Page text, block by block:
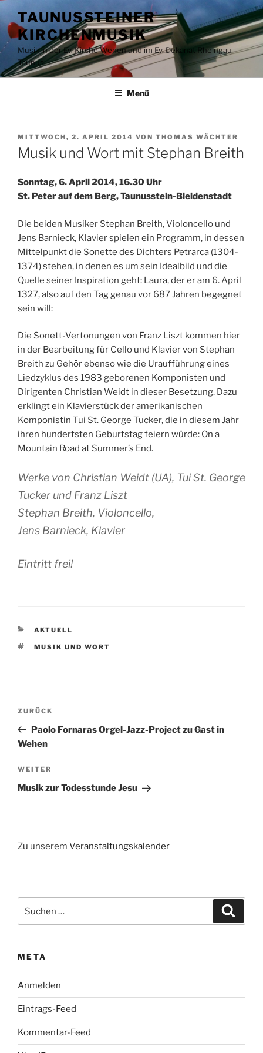
Inhalt
springen
TAUNUSSTEINER
KIRCHENMUSIK
Musik in der Ev. Kirche Wehen und im Ev. Dekanat Rheingau-
Taunus
Menü
VERÖFFENTLICHT
AM
MITTWOCH, 2. APRIL 2014 VON THOMAS WÄCHTER
Musik und Wort mit Stephan Breith
Sonntag, 6. April 2014, 16.30 Uhr
St. Peter auf dem Berg, Taunusstein-Bleidenstadt
Die beiden Musiker Stephan Breith, Violoncello und
Jens Barnieck, Klavier spielen ein Programm, in dessen
Mittelpunkt die Sonette des Dichters Petrarca (1304-
1374) stehen, in denen es um sein Idealbild und die
Quelle seiner Inspiration geht: Laura, der er am 6. April
1327, also auf den Tag genau vor 687 Jahren begegnet
sein will:
Die Sonett-Vertonungen von Franz Liszt kommen hier
in der Bearbeitung für Cello und Klavier von Stephan
Breith zu Gehör ebenso wie die Uraufführung eines
Liedzyklus des 1983 geborenen Komponisten und
Dirigenten Christian Weidt in dieser Besetzung. Dazu
erklingt ein Klavierstück der amerikanischen
Komponistin Tui St. George Tucker, die in diesem Jahr
ihren hundertsten Geburtstag feiern würde: On a
Mountain Road at Summer’s End.
Werke von Christian Weidt (UA), Tui St. George
Tucker und Franz Liszt
Stephan Breith, Violoncello,
Jens Barnieck, Klavier
Eintritt frei!
KATEGORIEN
AKTUELL
SCHLAGWÖRTER
MUSIK UND WORT
Beitragsnavigation
Vorheriger
Beitrag
ZURÜCK
Paolo Fornaras Orgel-Jazz-Project zu Gast in
Wehen
Nächster
Beitrag
WEITER
Musik zur Todesstunde Jesu
Zu unserem Veranstaltungskalender
nach:
META
Anmelden
Eintrags-Feed
Kommentar-Feed